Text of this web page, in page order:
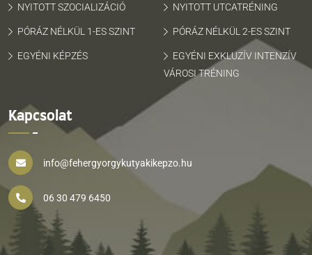
NYITOTT SZOCIALIZÁCIÓ NYITOTT UTCATRÉNING
PÓRÁZ NÉLKÜL 1-ES SZINT PÓRÁZ NÉLKÜL 2-ES SZINT
EGYÉNI KÉPZÉS
EGYÉNI EXKLUZÍV INTENZÍV
VÁROSI TRÉNING
Kapcsolat
info@fehergyorgykutyakikepzo.hu
06 30 479 6450